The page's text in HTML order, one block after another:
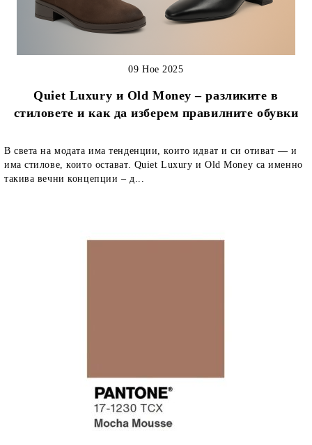
Quiet Luxury и Old Money – разликите в
стиловете и как да изберем правилните обувки
09 Ное 2025
В света на модата има тенденции, които идват и си отиват — и
има стилове, които остават. Quiet Luxury и Old Money са именно
такива вечни концепции – д...